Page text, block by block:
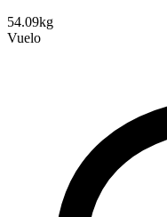
54.09kg
Vuelo